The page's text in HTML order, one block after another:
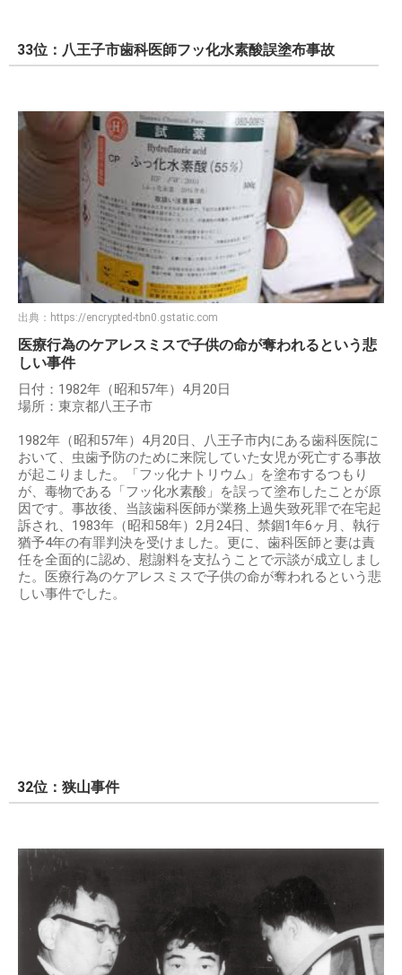
33位：八王子市歯科医師フッ化水素酸誤塗布事故
出典： https://encrypted-tbn0.gstatic.com
医療行為のケアレスミスで子供の命が奪われるという悲
しい事件
日付：1982年（昭和57年）4月20日
場所：東京都八王子市
1982年（昭和57年）4月20日、八王子市内にある歯科医院に
おいて、虫歯予防のために来院していた女児が死亡する事故
が起こりました。「フッ化ナトリウム」を塗布するつもり
が、毒物である「フッ化水素酸」を誤って塗布したことが原
因です。事故後、当該歯科医師が業務上過失致死罪で在宅起
訴され、1983年（昭和58年）2月24日、禁錮1年6ヶ月、執行
猶予4年の有罪判決を受けました。更に、歯科医師と妻は責
任を全面的に認め、慰謝料を支払うことで示談が成立しまし
た。医療行為のケアレスミスで子供の命が奪われるという悲
しい事件でした。
32位：狭山事件